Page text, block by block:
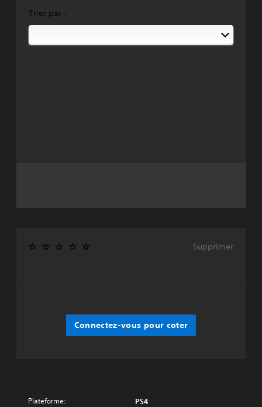
Trier par :
Connectez-vous pour coter
Supprimer
Plateforme: PS4